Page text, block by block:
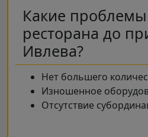
Какие
ресторана до
Ивлева?
Нет большего
Изношенное
Отсутствие